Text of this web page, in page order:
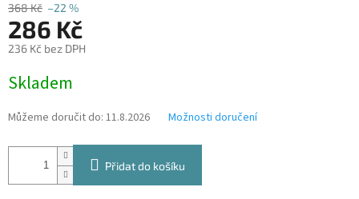
368 Kč –22 %
286 Kč
236 Kč bez DPH
cena:
Skladem
Můžeme doručit do: 11.8.2026 Možnosti doručení
Přidat do košíku